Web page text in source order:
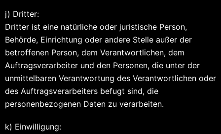
j) Dritter:
Dritter ist eine natürliche oder juristische Person,
Behörde, Einrichtung oder andere Stelle außer der
betroffenen Person, dem Verantwortlichen, dem
Auftragsverarbeiter und den Personen, die unter der
unmittelbaren Verantwortung des Verantwortlichen oder
des Auftragsverarbeiters befugt sind, die
personenbezogenen Daten zu verarbeiten.
k) Einwilligung: